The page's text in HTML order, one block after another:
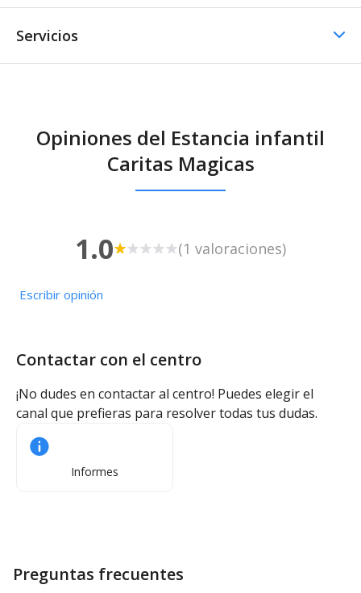
Servicios
Comedor / Cafetería -
Opiniones del Estancia infantil
Caritas Magicas
1.0 (1 valoraciones)
Escribir opinión
Contactar con el centro
¡No dudes en contactar al centro! Puedes elegir el
canal que prefieras para resolver todas tus dudas.
Informes
Preguntas frecuentes